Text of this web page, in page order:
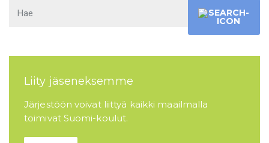
Liity jäseneksemme
Järjestöön voivat liittyä kaikki maailmalla
toimivat Suomi-koulut.